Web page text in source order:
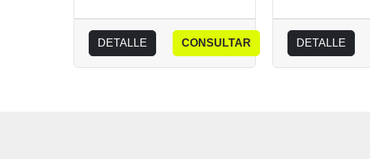
DETALLE CONSULTAR DETALLE